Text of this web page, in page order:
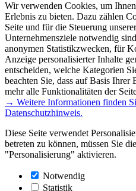
Wir verwenden Cookies, um
Erlebnis zu bieten. Dazu zählen
Seite und für die Steuerung
Unternehmensziele notwendig
anonymen Statistikzwecken, für
Anzeige personalisierter Inhalte
entscheiden, welche Kategorien
beachten Sie, dass auf Basis
mehr alle Funktionalitäten der
→ Weitere Informationen finden
Datenschutzhinweis.
Diese Seite verwendet
betreten zu können, müssen Sie
"Personalisierung" aktivieren.
Notwendig
Statistik